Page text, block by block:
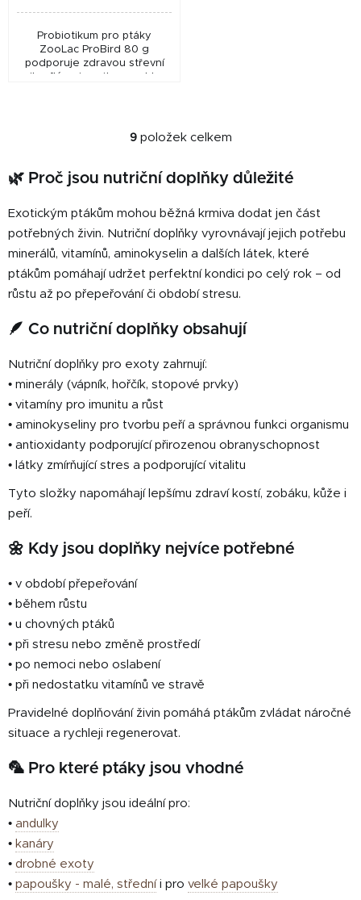
Probiotikum pro ptáky
ZooLac ProBird 80 g
podporuje zdravou střevní
O
l
d
a
c
í
p
v
y
i
s
u
9položek celkem
🌿 Proč jsou nutriční doplňky důležité
Exotickým ptákům mohou běžná krmiva dodat jen část
potřebných živin. Nutriční doplňky vyrovnávají jejich potřebu
minerálů, vitamínů, aminokyselin a dalších látek, které
ptákům pomáhají udržet perfektní kondici po celý rok – od
růstu až po přepeřování či období stresu.
🪶 Co nutriční doplňky obsahují
Nutriční doplňky pro exoty zahrnují:
• minerály (vápník, hořčík, stopové prvky)
• vitamíny pro imunitu a růst
• aminokyseliny pro tvorbu peří a správnou funkci organismu
• antioxidanty podporující přirozenou obranyschopnost
• látky zmírňující stres a podporující vitalitu
Tyto složky napomáhají lepšímu zdraví kostí, zobáku, kůže i
peří.
🌼 Kdy jsou doplňky nejvíce potřebné
• v období přepeřování
• během růstu
• u chovných ptáků
• při stresu nebo změně prostředí
• po nemoci nebo oslabení
• při nedostatku vitamínů ve stravě
Pravidelné doplňování živin pomáhá ptákům zvládat náročné
situace a rychleji regenerovat.
🦜 Pro které ptáky jsou vhodné
Nutriční doplňky jsou ideální pro:
• andulky
• kanáry
• drobné exoty
• papoušky - malé, středníi pro velké papoušky